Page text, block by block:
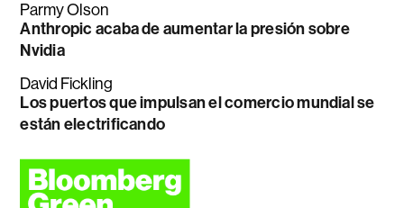
Parmy Olson
Anthropic acaba de aumentar la presión sobre
Nvidia
David Fickling
Los puertos que impulsan el comercio mundial se
están electrificando